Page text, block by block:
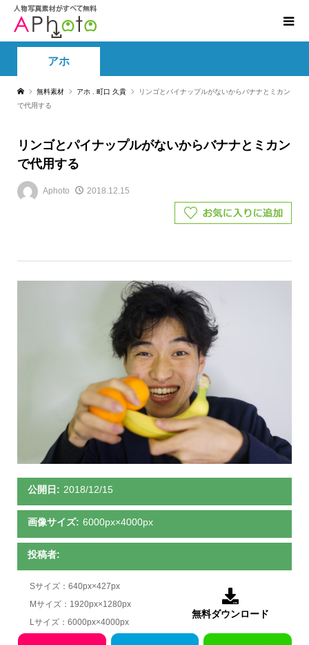
アホ
無料素材 アホ 町口 久貴
リンゴとパイナップルがないからバナナとミカン
で代用する
リンゴとパイナップルがないからバナナとミカン
で代用する
Aphoto 2018.12.15
公開日: 2018/12/15
画像サイズ: 6000px×4000px
投稿者:
Sサイズ：640px×427px
Mサイズ：1920px×1280px
Lサイズ：6000px×4000px

無料ダウンロード